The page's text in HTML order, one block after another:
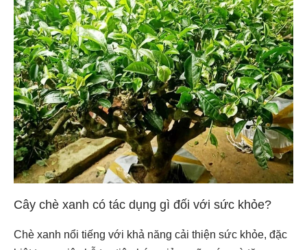
Cây chè xanh có tác dụng gì đối với sức khỏe?
Chè xanh nổi tiếng với khả năng cải thiện sức khỏe, đặc